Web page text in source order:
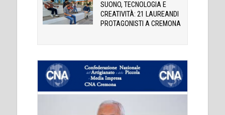
SUONO, TECNOLOGIA E
CREATIVITÀ: 21 LAUREANDI
PROTAGONISTI A CREMONA